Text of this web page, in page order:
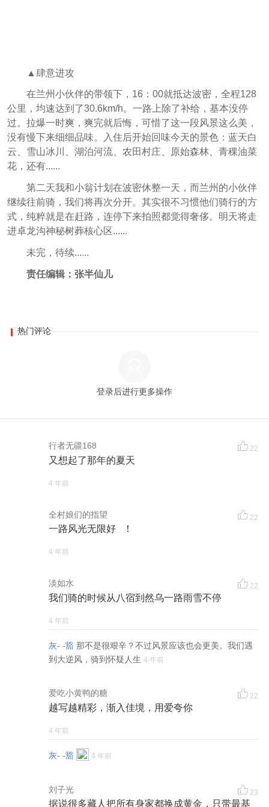
▲肆意进攻
在兰州小伙伴的带领下， 16：00就抵达波密，全程128
公里，均速达到了30.6km/h。一路上除了补给，基本没停
过。拉爆一时爽，爽完就后悔，可惜了这一段风景这么美，
没有慢下来细细品味。入住后开始回味今天的景色：蓝天白
云、雪山冰川、湖泊河流、农田村庄、原始森林、青稞油菜
花，还有......
第二天我和小翁计划在波密休整一天，而兰州的小伙伴
继续往前骑，我们将再次分开。其实很不习惯他们骑行的方
式，纯粹就是在赶路，连停下来拍照都觉得奢侈。明天将走
进卓龙沟神秘树葬核心区......
未完，待续......
责任编辑：张半仙儿
热门评论
登录后进行更多操作
行者无疆168 22
又想起了那年的夏天
4 年前
全村娘们的指望 22
一路风光无限好 ！
4 年前
淡如水 22
我们骑的时候从八宿到然乌一路雨雪不停
4 年前
灰- -豁 那不是很艰辛？不过风景应该也会更美。我们遇
到大逆风，骑到怀疑人生 4 年前
爱吃小黄鸭的糖 22
越写越精彩，渐入佳境，用爱夸你
4 年前
灰- -豁 4 年前
刘子光 23
据说很多藏人把所有身家都换成黄金，只带最基